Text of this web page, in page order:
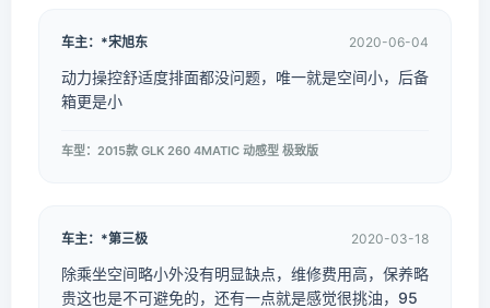
车主：*宋旭东 2020-06-04
动力操控舒适度排面都没问题，唯一就是空间小，后备
箱更是小
车型：2015款 GLK 260 4MATIC 动感型 极致版
车主：*第三极 2020-03-18
除乘坐空间略小外没有明显缺点，维修费用高，保养略
贵这也是不可避免的，还有一点就是感觉很挑油，95